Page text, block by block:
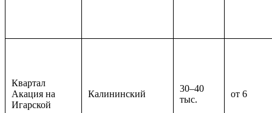
Квартал
Акация на
Игарской
Калининский
30–40
тыс.
от 6